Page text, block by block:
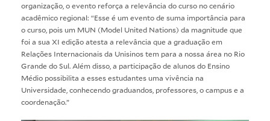
organização, o evento reforça a relevância do curso no cenário
acadêmico regional: “Esse é um evento de suma importância para
o curso, pois um MUN (Model United Nations) da magnitude que
foi a sua XI edição atesta a relevância que a graduação em
Relações Internacionais da Unisinos tem para a nossa área no Rio
Grande do Sul. Além disso, a participação de alunos do Ensino
Médio possibilita a esses estudantes uma vivência na
Universidade, conhecendo graduandos, professores, o campus e a
coordenação.”